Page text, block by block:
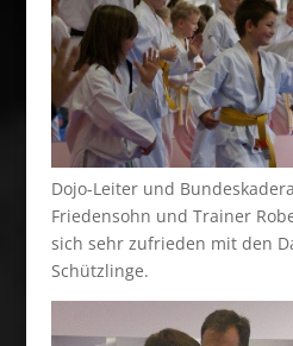
Dojo-Leiter und
Friedensohn und Trainer
sich sehr zufrieden mit den
Schützlinge.